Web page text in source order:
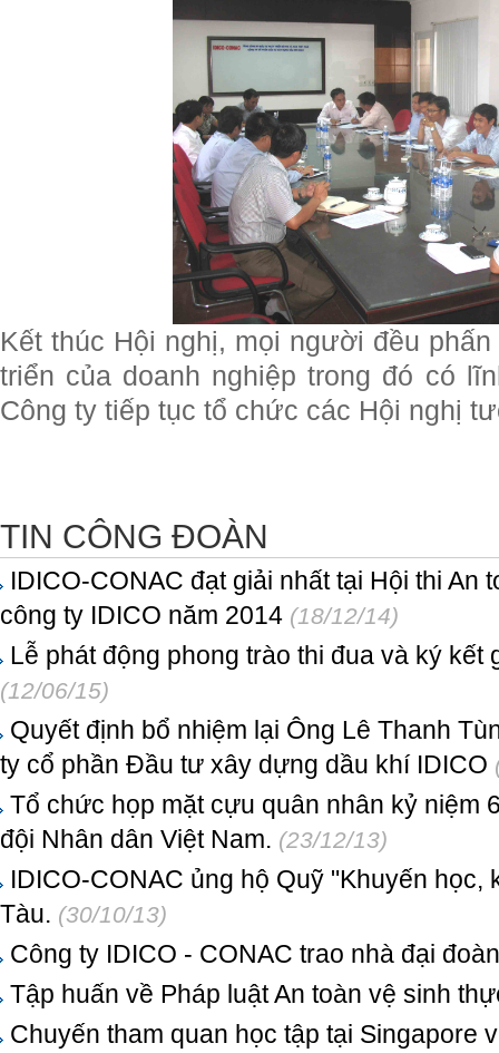
Kết thúc Hội nghị, mọi người đều
triển của doanh nghiệp trong đó có
Công ty tiếp tục tổ chức các Hội nghị
TIN CÔNG ĐOÀN
IDICO-CONAC đạt giải nhất tại Hội thi An
công ty IDICO năm 2014 (18/12/14)
Lễ phát động phong trào thi đua và ký kết
(12/06/15)
Quyết định bổ nhiệm lại Ông Lê Thanh
ty cổ phần Đầu tư xây dựng dầu khí IDICO
Tổ chức họp mặt cựu quân nhân kỷ niệm
đội Nhân dân Việt Nam. (23/12/13)
IDICO-CONAC ủng hộ Quỹ "Khuyến học,
Tàu. (30/10/13)
Công ty IDICO - CONAC trao nhà đại
Tập huấn về Pháp luật An toàn vệ sinh
Chuyến tham quan học tập tại Singapore